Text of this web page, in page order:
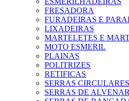
FRESADORA
FURADEIRAS E
LIXADEIRAS
MARTELETES E
MOTO ESMERIL
PLAINAS
POLITRIZES
RETIFICAS
SERRAS CIRCULARES
SERRAS DE